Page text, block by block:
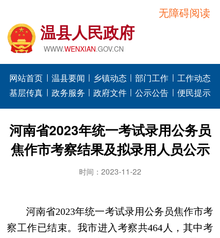
无障碍阅读
温县人民政府
WWW.WENXIAN.GOV.CN
网站首页 温县要闻 乡镇动态 部门工作
工作动态
基层传真
政务服务 政府文件 公示公告 便民提示
河南省2023年统一考试录用公务员
焦作市考察结果及拟录用人员公示
时间：2023-11-22
河南省2023年统一考试录用公务员焦作市考
察工作已结束。我市进入考察共464人，其中考